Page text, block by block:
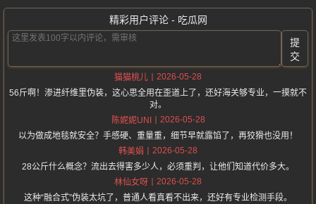
精彩用户评论 - 吃瓜网
提
交
猫猫桃儿
2026-05-28
56斤啊！渗进纤维里伪装，这心思全用在歪道上了，还好海关够专业，一摸就不
对。
陈妮妮UNI
2026-05-28
以为做成地毯就安全？手感硬、重量重，细节早就露馅了，再狡猾也没用！
韩美娟
2026-05-28
28公斤什么概念？流出去得害多少人，必须重判，让他们知道代价多大。
林仙女呀
2026-05-28
这种“融合式”伪装太坑了，普通人看真看不出来，还好有专业检测手段。